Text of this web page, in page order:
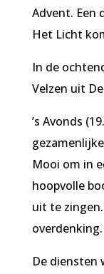
Advent. Een
Het Licht
In de
Velzen uit
’s Avonds
Mooi om in
hoopvolle
uit te
overdenking.
De diensten